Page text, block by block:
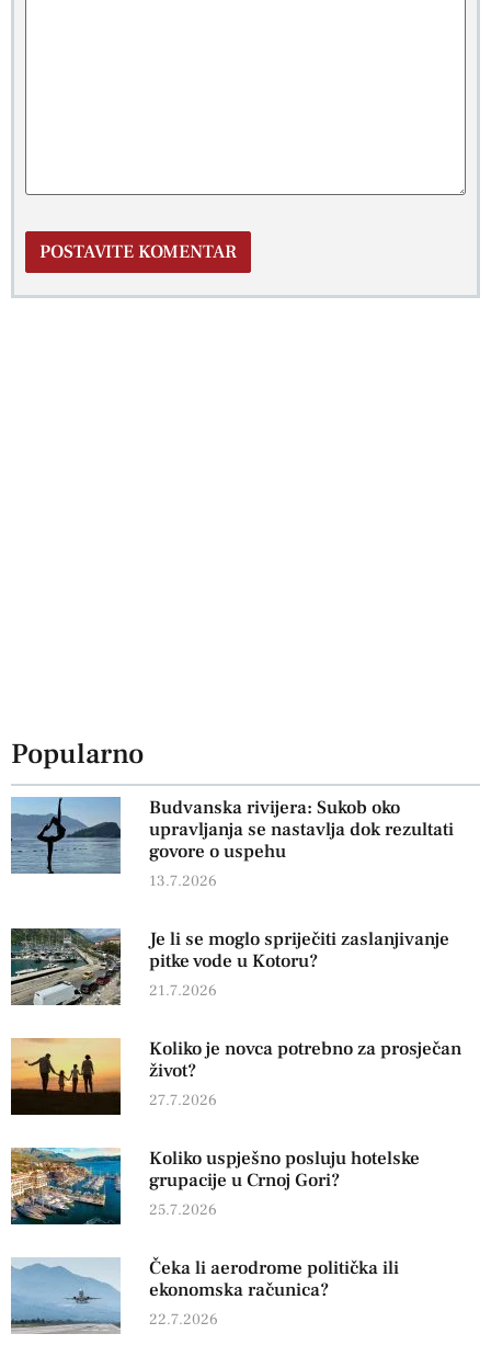
Popularno
Budvanska rivijera: Sukob oko
upravljanja se nastavlja dok rezultati
govore o uspehu
13.7.2026
Je li se moglo spriječiti zaslanjivanje
pitke vode u Kotoru?
21.7.2026
Koliko je novca potrebno za prosječan
život?
27.7.2026
Koliko uspješno posluju hotelske
grupacije u Crnoj Gori?
25.7.2026
Čeka li aerodrome politička ili
ekonomska računica?
22.7.2026